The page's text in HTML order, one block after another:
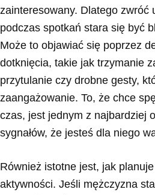
zainteresowany. Dlatego zwróć
podczas spotkań stara się być
Może to objawiać się poprzez
dotknięcia, takie jak trzymanie
przytulanie czy drobne gesty,
zaangażowanie. To, że chce
czas, jest jednym z najbardziej
sygnałów, że jesteś dla niego
Również istotne jest, jak
aktywności. Jeśli mężczyzna